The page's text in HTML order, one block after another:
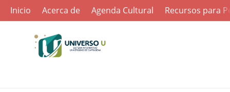
Inicio Acerca de Agenda Cultural Recursos para